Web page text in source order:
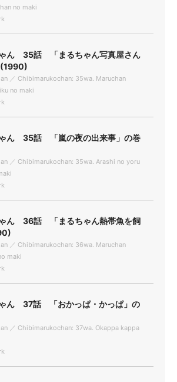
no maki
ん 35話 「まるちゃん写真屋さん
(1990)
／ Chibimarukochan: 35wa. Maruchan
no maki
ん 35話 「嵐の夜の出来事」の巻
／ Chibimarukochan: 35wa. Arashi no yoru
ん 36話 「まるちゃん熱帯魚を飼
／ Chibimarukochan: 36wa. Maruchan
maki
ん 37話 「おかっぱ・かっぱ」の
／ Chibimarukochan: 37wa. Okappa kappa